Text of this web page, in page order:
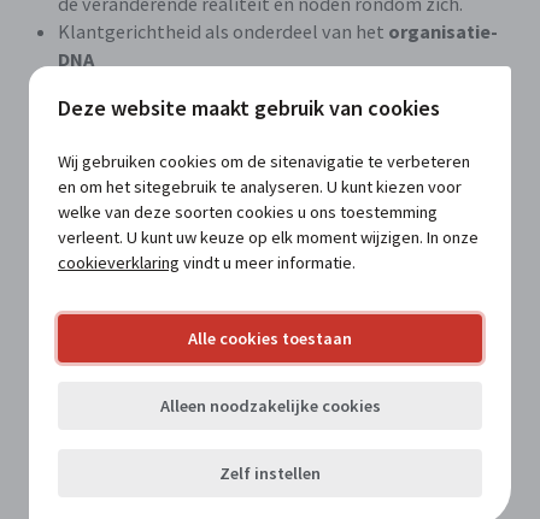
Deze website maakt gebruik van cookies
Wij gebruiken cookies om de sitenavigatie te verbeteren
en om het sitegebruik te analyseren. U kunt kiezen voor
welke van deze soorten cookies u ons toestemming
verleent. U kunt uw keuze op elk moment wijzigen. In onze
cookieverklaring vindt u meer informatie.
Alle cookies toestaan
Alleen noodzakelijke cookies
Zelf instellen
Klantgerichtheid als onderdeel van het organisatie-
DNA
"Over Dienstbaarheid" is een boek waar zowel
halen. Een boek dat wilinspirerenen dat uzelf en uw
collega’s inbeweging wil brengen. Dat, en nog zoveel
meer. Kortom, een boek dat hoopt u de twee mooiste
woorden uit de Nederlandse taal te kunnen bezorgen:
echt fundamenteel om te denken tot bolwerken van